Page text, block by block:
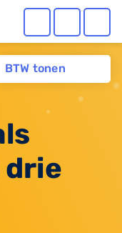
BTW tonen
drie tips